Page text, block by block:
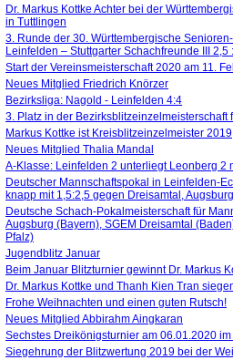
Dr. Markus Kottke Achter bei der
in Tuttlingen
3. Runde der 30. Württembergische
Leinfelden – Stuttgarter Schachfreunde III 2,5
Start der Vereinsmeisterschaft 2020 am 11.
Neues Mitglied Friedrich Knörzer
Bezirksliga: Nagold - Leinfelden 4:4
3. Platz in der Bezirksblitzeinzelmeisterschaft
Markus Kottke ist Kreisblitzeinzelmeister 2019
Neues Mitglied Thalia Mandal
A-Klasse: Leinfelden 2 unterliegt Leonberg 2
Deutscher Mannschaftspokal in Leinfelden-
knapp mit 1,5:2,5 gegen Dreisamtal,
Deutsche Schach-Pokalmeisterschaft für
Augsburg (Bayern), SGEM Dreisamtal
Pfalz)
Jugendblitz Januar
Beim Januar Blitzturnier gewinnt Dr. Markus
Dr. Markus Kottke und Thanh Kien Tran
Frohe Weihnachten und einen guten Rutsch!
Neues Mitglied Abbirahm Aingkaran
Sechstes Dreikönigsturnier am 06.01.2020
Siegehrung der Blitzwertung 2019 bei der